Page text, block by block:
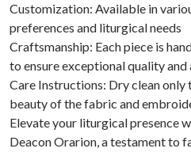
Customization: Available in
preferences and liturgical needs
Craftsmanship: Each piece is
to ensure exceptional quality
Care Instructions: Dry clean
beauty of the fabric and
Elevate your liturgical presence
Deacon Orarion, a testament to